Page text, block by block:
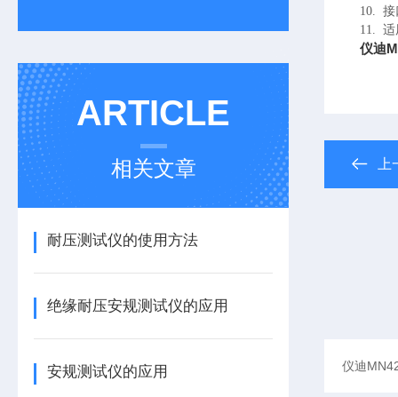
ARTICLE
相关文章
耐压测试仪的使用方法
绝缘耐压安规测试仪的应用
安规测试仪的应用
10. 接
11. 适
仪迪